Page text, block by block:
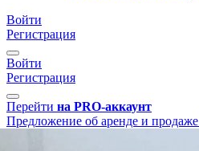
Войти
Регистрация
Войти
Регистрация
Перейти на PRO-аккаунт
Предложение об аренде и продаже